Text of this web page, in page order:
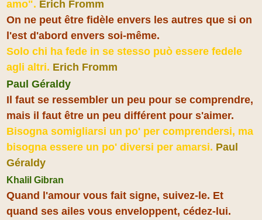
amo". Erich Fromm
On ne peut être fidèle envers les autres que si on
l'est d'abord envers soi-même.
Solo chi ha fede in se stesso può essere fedele
agli altri. Erich Fromm
Paul Géraldy
Il faut se ressembler un peu pour se comprendre,
mais il faut être un peu différent pour s'aimer.
Bisogna somigliarsi un po' per comprendersi, ma
bisogna essere un po' diversi per amarsi. Paul
Géraldy
Khalil Gibran
Quand l'amour vous fait signe, suivez-le. Et
quand ses ailes vous enveloppent, cédez-lui.